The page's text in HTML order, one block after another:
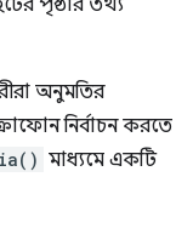
পৃষ্ঠার তথ্য
অনুমতির
নির্বাচন করতে
মাধ্যমে একটি